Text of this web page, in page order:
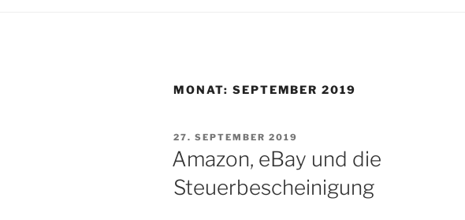
MONAT: SEPTEMBER 2019
VERÖFFENTLICHT
AM
27. SEPTEMBER 2019
Amazon, eBay und die
Steuerbescheinigung